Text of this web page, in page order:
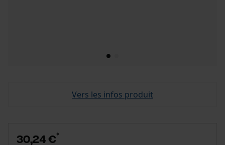
Vers les infos produit
30,24 €*